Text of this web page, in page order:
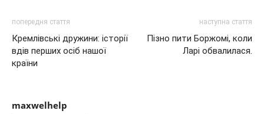
попередня стаття
Кремлівські дружини: історії
вдів перших осіб нашої
країни
наступна стаття
Пізно пити Боржомі, коли
Ларі обвалилася.
maxwelhelp